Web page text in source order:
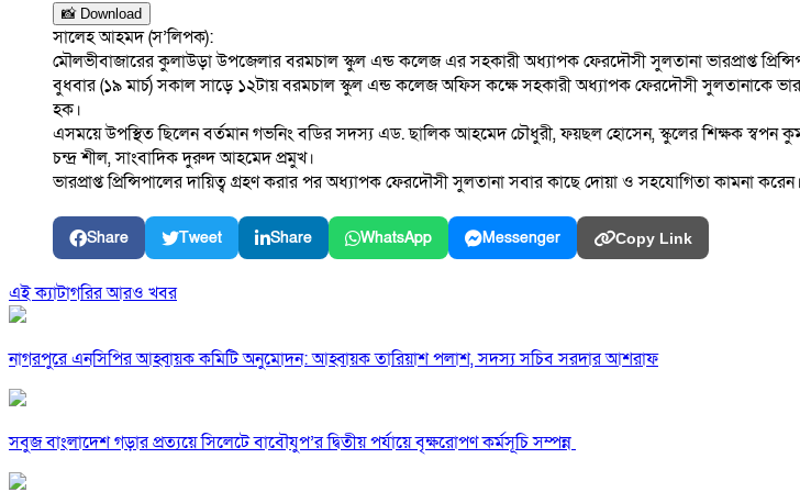
📸 Download
সালেহ আহমদ (স’লিপক):
মৌলভীবাজারের কুলাউড়া উপজেলার বরমচাল স্কুল এন্ড কলেজ এর সহকারী অধ্যাপক ফেরদৌসী সুলতানা ভারপ্রাপ্ত
বুধবার (১৯ মার্চ) সকাল সাড়ে ১২টায় বরমচাল স্কুল এন্ড কলেজ অফিস কক্ষে সহকারী অধ্যাপক ফেরদৌসী সুলতানাকে
হক।
এসময়ে উপস্থিত ছিলেন বর্তমান গভনিং বডির সদস্য এড. ছালিক আহমেদ চৌধুরী, ফয়ছল হোসেন, স্কুলের শিক্ষক স্বপন
চন্দ্র শীল, সাংবাদিক দুরুদ আহমেদ প্রমুখ।
ভারপ্রাপ্ত প্রিন্সিপালের দায়িত্ব গ্রহণ করার পর অধ্যাপক ফেরদৌসী সুলতানা সবার কাছে দোয়া ও সহযোগিতা কামনা করেন।
Share Tweet Share WhatsApp Messenger Copy Link
এই ক্যাটাগরির আরও খবর
নাগরপুরে এনসিপির আহ্বায়ক কমিটি অনুমোদন: আহ্বায়ক তারিয়াশ পলাশ, সদস্য সচিব সরদার আশরাফ
সবুজ বাংলাদেশ গড়ার প্রত্যয়ে সিলেটে বাবৌযুপ’র দ্বিতীয় পর্যায়ে বৃক্ষরোপণ কর্মসূচি সম্পন্ন